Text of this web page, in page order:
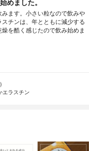
めました。
ます。小さい粒なので飲みや
チンは、年とともに減少する
を酷く感じたので飲み始めま
エラスチン